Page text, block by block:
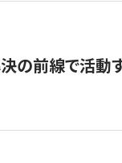
の前線で活動